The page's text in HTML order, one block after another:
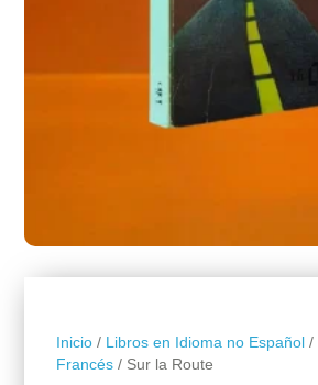
Inicio/ Libros en Idioma no Español/
Francés/ Sur la Route